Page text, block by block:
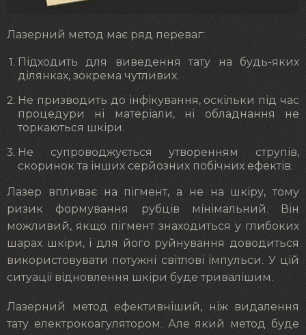
Лазерний метод має ряд переваг:
Підходить для виведення тату на будь-яких
ділянках, зокрема чутливих.
Не призводить до інфікування, оскільки під час
процедури ні матеріали, ні обладнання не
торкаються шкіри.
Не супроводжується утворенням струпів,
скоринок та інших серйозних побічних ефектів.
Лазер впливає на пігмент, а не на шкіру, тому
ризик формування рубців мінімальний. Він
можливий, якщо пігмент знаходиться у глибоких
шарах шкіри, і для його руйнування доводиться
використовувати потужні світлові імпульси. У цій
ситуації відновлення шкіри буде тривалішим.
Лазерний метод ефективніший, ніж видалення
тату електрокоагулятором. Але який метод буде